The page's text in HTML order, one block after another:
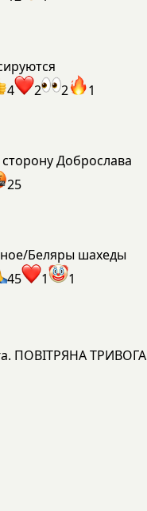
4 2 2 1
сторону Доброслава
25
Беляры шахеды
45 1 1
ПОВІТРЯНА ТРИВОГА